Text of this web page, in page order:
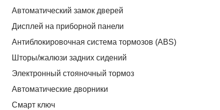
Автоматический замок дверей
Дисплей на приборной панели
Антиблокировочная система тормозов (ABS)
Шторы/жалюзи задних сидений
Электронный стояночный тормоз
Автоматические дворники
Смарт ключ